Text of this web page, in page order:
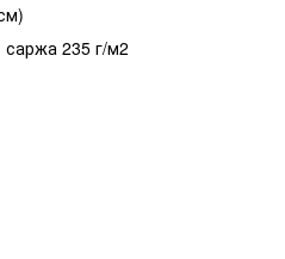
саржа 235 г/м2